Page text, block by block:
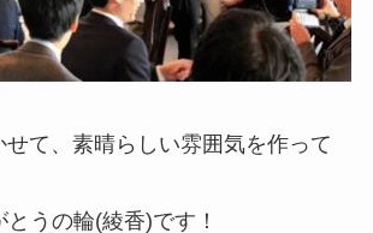
て、素晴らしい雰囲気を作って
うの輪(綾香)です！